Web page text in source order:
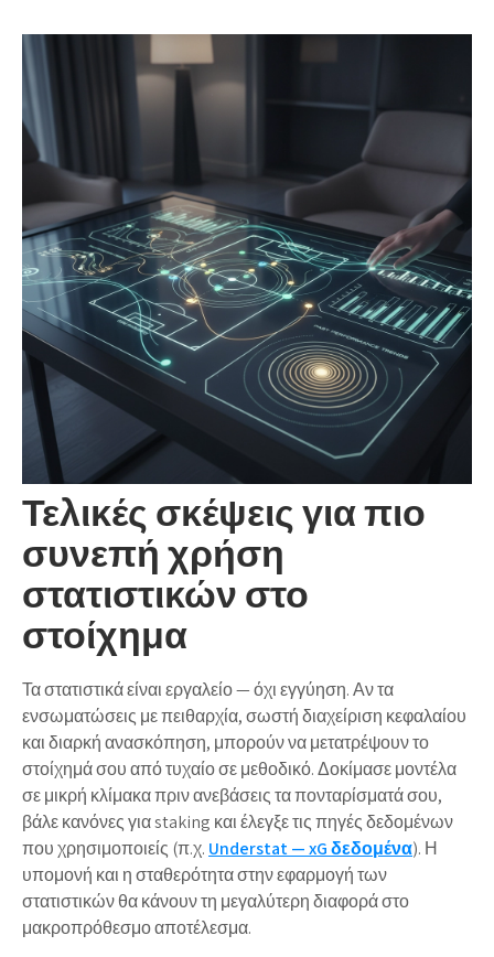
Τελικές σκέψεις για πιο
συνεπή χρήση
στατιστικών στο
στοίχημα
Τα στατιστικά είναι εργαλείο — όχι εγγύηση. Αν τα
ενσωματώσεις με πειθαρχία, σωστή διαχείριση κεφαλαίου
και διαρκή ανασκόπηση, μπορούν να μετατρέψουν το
στοίχημά σου από τυχαίο σε μεθοδικό. Δοκίμασε μοντέλα
σε μικρή κλίμακα πριν ανεβάσεις τα πονταρίσματά σου,
βάλε κανόνες για staking και έλεγξε τις πηγές δεδομένων
που χρησιμοποιείς (π.χ. Understat — xG δεδομένα). Η
υπομονή και η σταθερότητα στην εφαρμογή των
στατιστικών θα κάνουν τη μεγαλύτερη διαφορά στο
μακροπρόθεσμο αποτέλεσμα.